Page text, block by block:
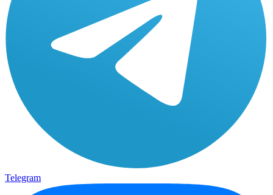
Telegram